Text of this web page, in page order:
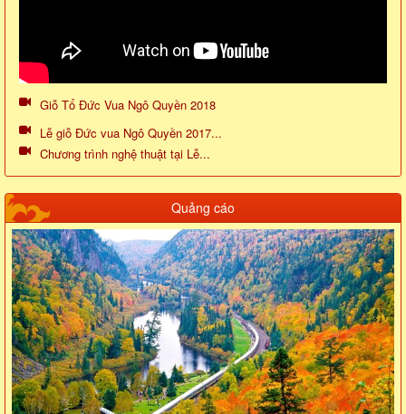
Giỗ Tổ Đức Vua Ngô Quyền 2018
Lễ giỗ Đức vua Ngô Quyền 2017...
Chương trình nghệ thuật tại Lễ...
Quảng cáo